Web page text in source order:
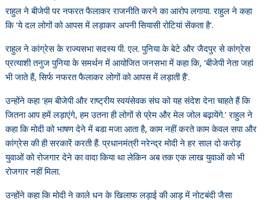
राहुल ने बीजेपी पर नफरत फैलाकर राजनीति करने का आरोप लगाया. राहुल ने कहा
कि ‘ये दल लोगों को आपस में लड़ाकर अपनी सियासी रोटियां सेंकता है’.
राहुल ने कांग्रेस के राज्यसभा सदस्य पी. एल. पुनिया के बेटे और जैदपुर से कांग्रेस
प्रत्याशी तनुज पुनिया के समर्थन में आयोजित जनसभा में कहा कि, ‘बीजेपी नेता जहां
भी जाते हैं, सिर्फ नफरत फैलाकर लोगों को आपस में लड़ाती हैं’.
उन्होंने कहा ‘हम बीजेपी और राष्ट्रीय स्वयंसेवक संघ को यह संदेश देना चाहते हैं कि
जितना आप हमें लड़ाएंगे, हम उतना ही लोगों से प्रेम और मेल जोल बढ़ायेंगे.’ राहुल ने
कहा कि मोदी को भाषण देने में बडा मजा आता है, काम नहीं करते काम केवल सपा और
कांग्रेस की ही सरकारें करती हैं. प्रधानमंत्री नरेन्द्र मोदी ने हर साल दो करोड़
युवाओं को रोजगार देने का वादा किया था लेकिन अब तक एक लाख युवाओं को भी
रोजगार नहीं मिला.
उन्होंने कहा कि मोदी ने काले धन के खिलाफ लड़ाई की आड़ में नोटबंदी जैसा